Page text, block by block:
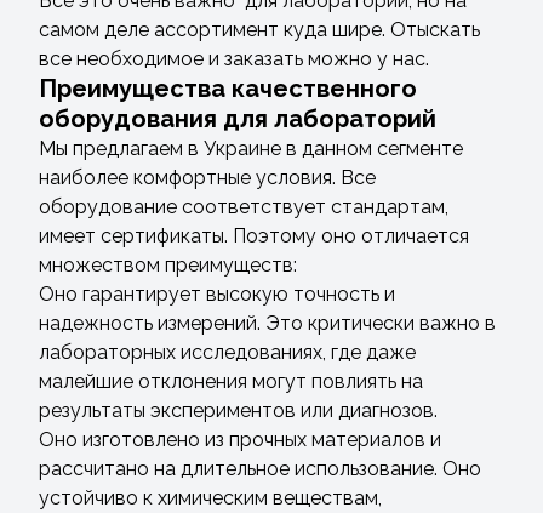
самом деле ассортимент куда шире. Отыскать
все необходимое и заказать можно у нас.
Преимущества качественного
оборудования для лабораторий
Мы предлагаем в Украине в данном сегменте
наиболее комфортные условия. Все
оборудование соответствует стандартам,
имеет сертификаты. Поэтому оно отличается
множеством преимуществ:
Оно гарантирует высокую точность и
надежность измерений. Это критически важно в
лабораторных исследованиях, где даже
малейшие отклонения могут повлиять на
результаты экспериментов или диагнозов.
Оно изготовлено из прочных материалов и
рассчитано на длительное использование. Оно
устойчиво к химическим веществам,